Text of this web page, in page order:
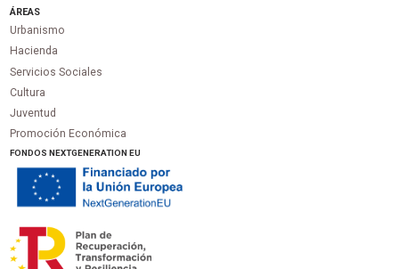
ÁREAS
Urbanismo
Hacienda
Servicios Sociales
Cultura
Juventud
Promoción Económica
FONDOS NEXTGENERATION EU